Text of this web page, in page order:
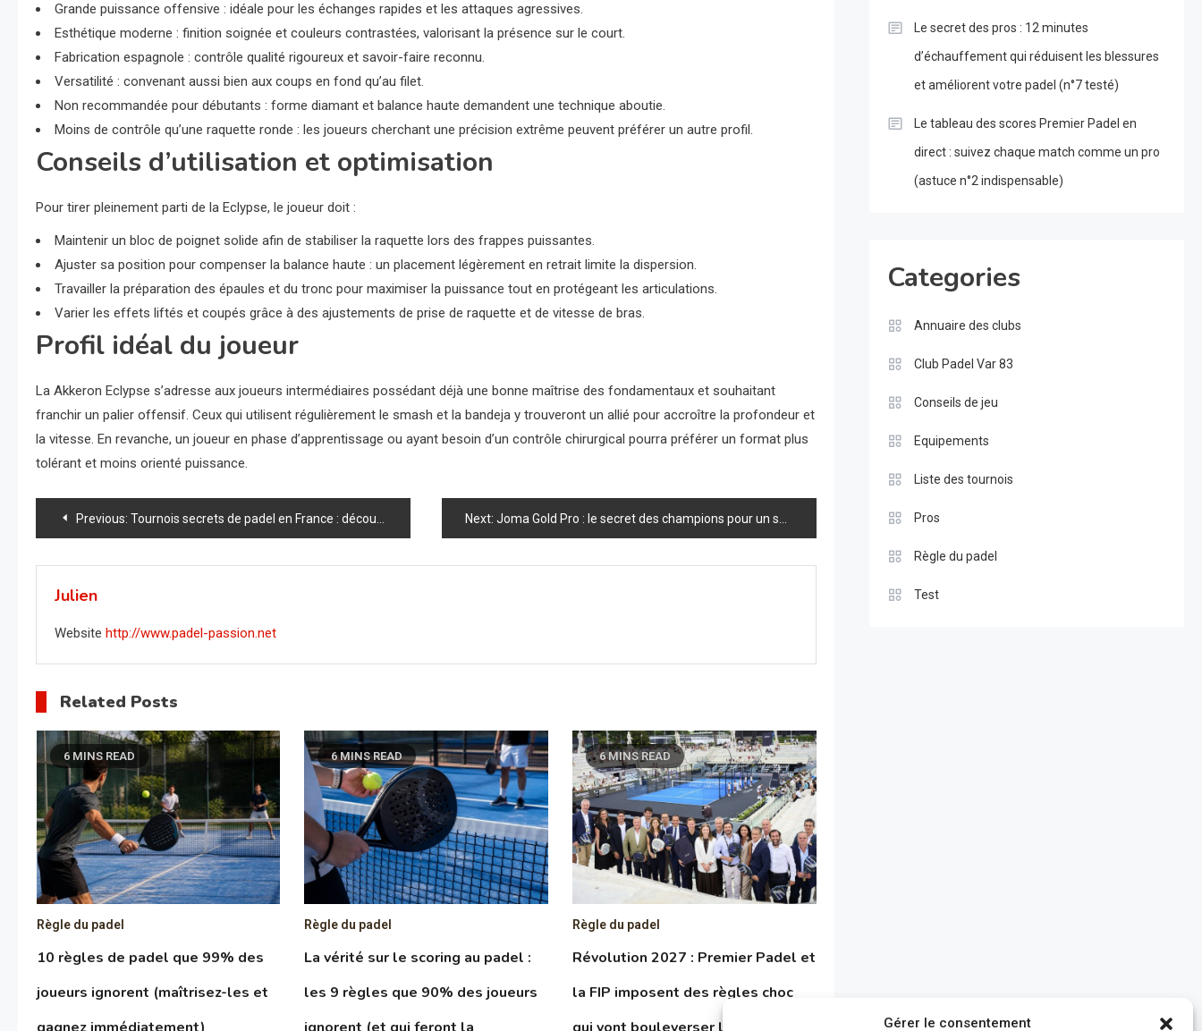
Gérer le consentement
Grande puissance offensive : idéale pour les échanges rapides et les attaques agressives.
Esthétique moderne : finition soignée et couleurs contrastées, valorisant la présence sur le court.
Fabrication espagnole : contrôle qualité rigoureux et savoir-faire reconnu.
Versatilité : convenant aussi bien aux coups en fond qu’au filet.
Non recommandée pour débutants : forme diamant et balance haute demandent une technique aboutie.
Moins de contrôle qu’une raquette ronde : les joueurs cherchant une précision extrême peuvent préférer un autre profil.
Conseils d’utilisation et optimisation
Pour tirer pleinement parti de la Eclypse, le joueur doit :
Maintenir un bloc de poignet solide afin de stabiliser la raquette lors des frappes puissantes.
Ajuster sa position pour compenser la balance haute : un placement légèrement en retrait limite la dispersion.
Travailler la préparation des épaules et du tronc pour maximiser la puissance tout en protégeant les articulations.
Varier les effets liftés et coupés grâce à des ajustements de prise de raquette et de vitesse de bras.
Profil idéal du joueur
La Akkeron Eclypse s’adresse aux joueurs intermédiaires possédant déjà une bonne maîtrise des fondamentaux et souhaitant
franchir un palier offensif. Ceux qui utilisent régulièrement le smash et la bandeja y trouveront un allié pour accroître la profondeur et
la vitesse. En revanche, un joueur en phase d’apprentissage ou ayant besoin d’un contrôle chirurgical pourra préférer un format plus
tolérant et moins orienté puissance.
Navigation
de
l’article
Previous: Tournois secrets de padel en France : découvrez les compétitions underground qui montent en puissance Next: Joma Gold Pro : le secret des champions pour un smash surpuissant !
Julien
Website http://www.padel-passion.net
Related Posts
6 MINS READ
Règle du padel
10 règles de padel que 99% des
joueurs ignorent (maîtrisez-les et
6 MINS READ
Règle du padel
La vérité sur le scoring au padel :
les 9 règles que 90% des joueurs
6 MINS READ
Règle du padel
Révolution 2027 : Premier Padel et
la FIP imposent des règles choc
Le secret des pros : 12 minutes
d’échauffement qui réduisent les blessures
et améliorent votre padel (n°7 testé)
Le tableau des scores Premier Padel en
direct : suivez chaque match comme un pro
(astuce n°2 indispensable)
Categories
Annuaire des clubs
Club Padel Var 83
Conseils de jeu
Equipements
Liste des tournois
Pros
Règle du padel
Test